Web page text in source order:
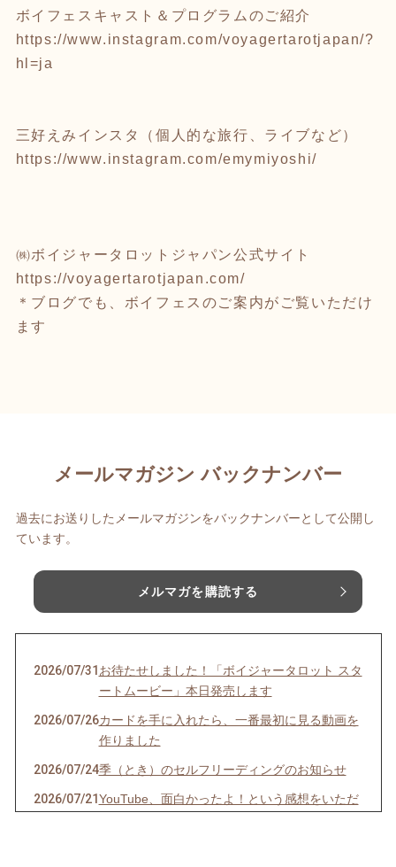
ボイフェスキャスト＆プログラムのご紹介
https://www.instagram.com/voyagertarotjapan/?
hl=ja
三好えみインスタ（個人的な旅行、ライブなど）
https://www.instagram.com/emymiyoshi/
㈱ボイジャータロットジャパン公式サイト
https://voyagertarotjapan.com/
＊ブログでも、ボイフェスのご案内がご覧いただけ
ます
メールマガジン バックナンバー
過去にお送りしたメールマガジンをバックナンバーとして公開し
ています。
メルマガを購読する
2026/07/31 お待たせしました！「ボイジャータロット スタ
ートムービー」本日発売します
2026/07/26カードを手に入れたら、一番最初に見る動画を
作りました
2026/07/24季（とき）のセルフリーディングのお知らせ
2026/07/21YouTube、面白かったよ！という感想をいただ